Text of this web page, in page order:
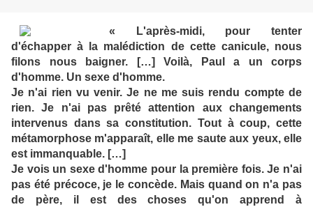
« L'après-midi, pour tenter
d'échapper à la malédiction de cette canicule, nous
filons nous baigner. […] Voilà, Paul a un corps
d'homme. Un sexe d'homme.
Je n'ai rien vu venir. Je ne me suis rendu compte de
rien. Je n'ai pas prêté attention aux changements
intervenus dans sa constitution. Tout à coup, cette
métamorphose m'apparaît, elle me saute aux yeux, elle
est immanquable. […]
Je vois un sexe d'homme pour la première fois. Je n'ai
pas été précoce, je le concède. Mais quand on n'a pas
de père, il est des choses qu'on apprend à